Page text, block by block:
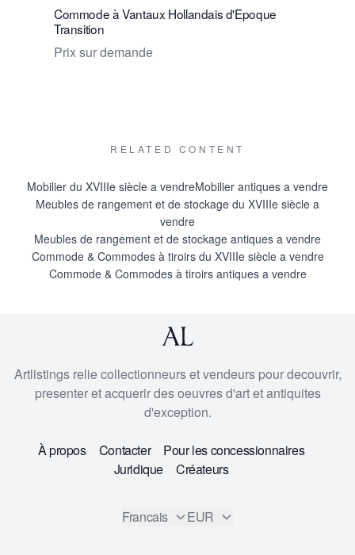
Commode à Vantaux Hollandais d'Epoque
Transition
Prix sur demande
RELATED CONTENT
Mobilier du XVIIIe siècle a vendreMobilier antiques a vendre
Meubles de rangement et de stockage du XVIIIe siècle a
vendre
Meubles de rangement et de stockage antiques a vendre
Commode & Commodes à tiroirs du XVIIIe siècle a vendre
Commode & Commodes à tiroirs antiques a vendre
Artlistings relie collectionneurs et vendeurs pour decouvrir,
presenter et acquerir des oeuvres d'art et antiquites
d'exception.
À propos Contacter
Pour les concessionnaires
Juridique
Créateurs
Francais EUR